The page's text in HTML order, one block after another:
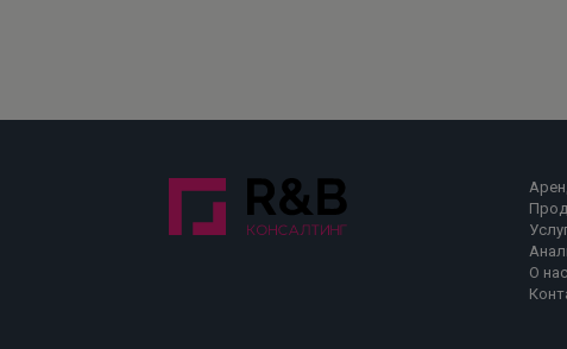
О нас